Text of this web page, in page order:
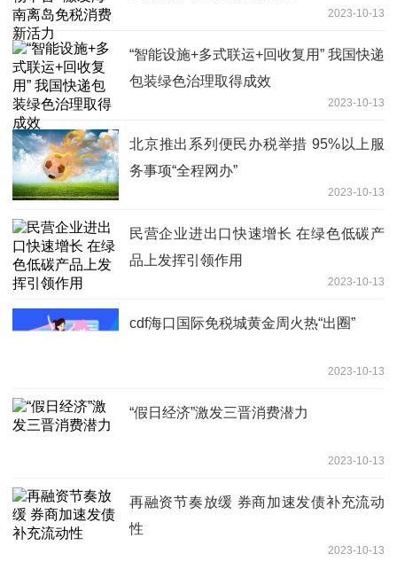
2023-10-13
“智能设施+多式联运+回收复用” 我国快递
包装绿色治理取得成效
2023-10-13
北京推出系列便民办税举措 95%以上服
务事项“全程网办”
2023-10-13
民营企业进出口快速增长 在绿色低碳产
品上发挥引领作用
2023-10-13
cdf海口国际免税城黄金周火热“出圈”
2023-10-13
“假日经济”激发三晋消费潜力
2023-10-13
再融资节奏放缓 券商加速发债补充流动
性
2023-10-13